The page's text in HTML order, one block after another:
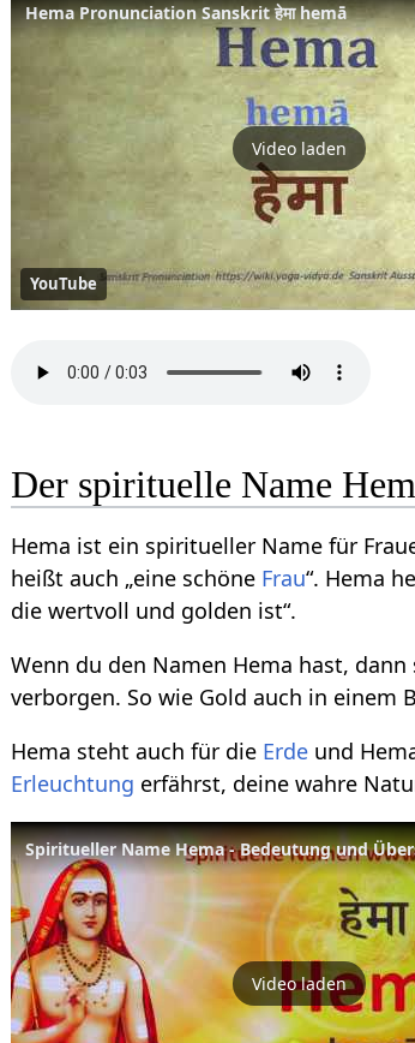
Hema Pronunciation Sanskrit हेमा hemā
Video laden
YouTube
Der spirituelle Name
Hema ist ein spiritueller Name für
heißt auch „eine schöne Frau“. Hema
die wertvoll und golden ist“.
Wenn du den Namen Hema hast,
verborgen. So wie Gold auch in einem
Hema steht auch für die Erde und
Erleuchtung erfährst, deine wahre
Video laden